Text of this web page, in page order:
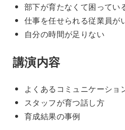
部下が育たなくて困ってい
仕事を任せられる従業員が
自分の時間が足りない
講演内容
よくあるコミュニケーショ
スタッフが育つ話し方
育成結果の事例